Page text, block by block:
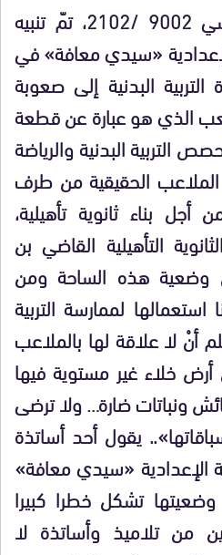
في آخر الموسم الدراسي 9002 /2102، تمّ تنبيه
«سيدي معافة» في
البدنية إلى صعوبة
الذي هو عبارة عن قطعة
التربية البدنية والرياضة
الحقيقية من طرف
أجل بناء ثانوية تأهيلية،
التأهيلية القاضي بن
وضعية هذه الساحة ومن
لممارسة التربية
أنْ لا علاقة لها بالملاعب
أرض خلاء غير مستوية فيها
ونباتات ضارة… ولا ترضى
يقول أحد أساتذة
الإعدادية «سيدي معافة»
تشكل خطرا كبيرا
من تلاميذ وأساتذة لا